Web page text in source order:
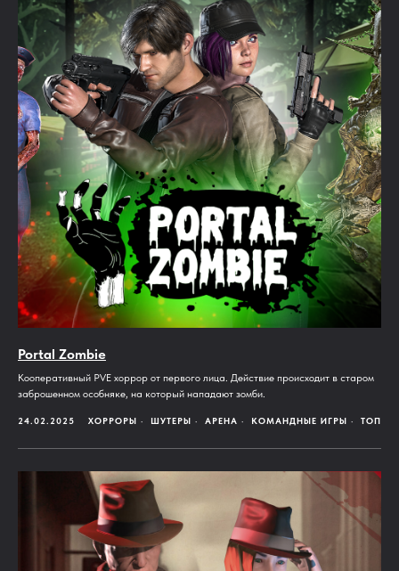
Portal Zombie
Кооперативный PVE хоррор от первого лица. Действие происходит в старом
заброшенном особняке, на который нападают зомби.
24.02.2025 ХОРРОРЫ ШУТЕРЫ АРЕНА КОМАНДНЫЕ ИГРЫ ТОП